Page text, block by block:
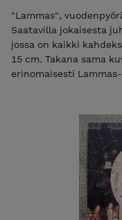
"Lammas",
Saatavilla jokaisesta
jossa on kaikki
15 cm. Takana sama
erinomaisesti